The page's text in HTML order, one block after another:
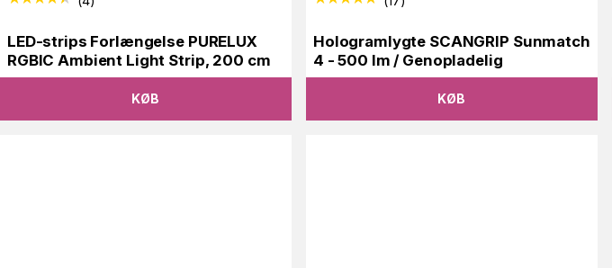
LED-strips Forlængelse PURELUX
RGBIC Ambient Light Strip, 200 cm
KØB
Hologramlygte SCANGRIP Sunmatch
4 - 500 lm / Genopladelig
KØB